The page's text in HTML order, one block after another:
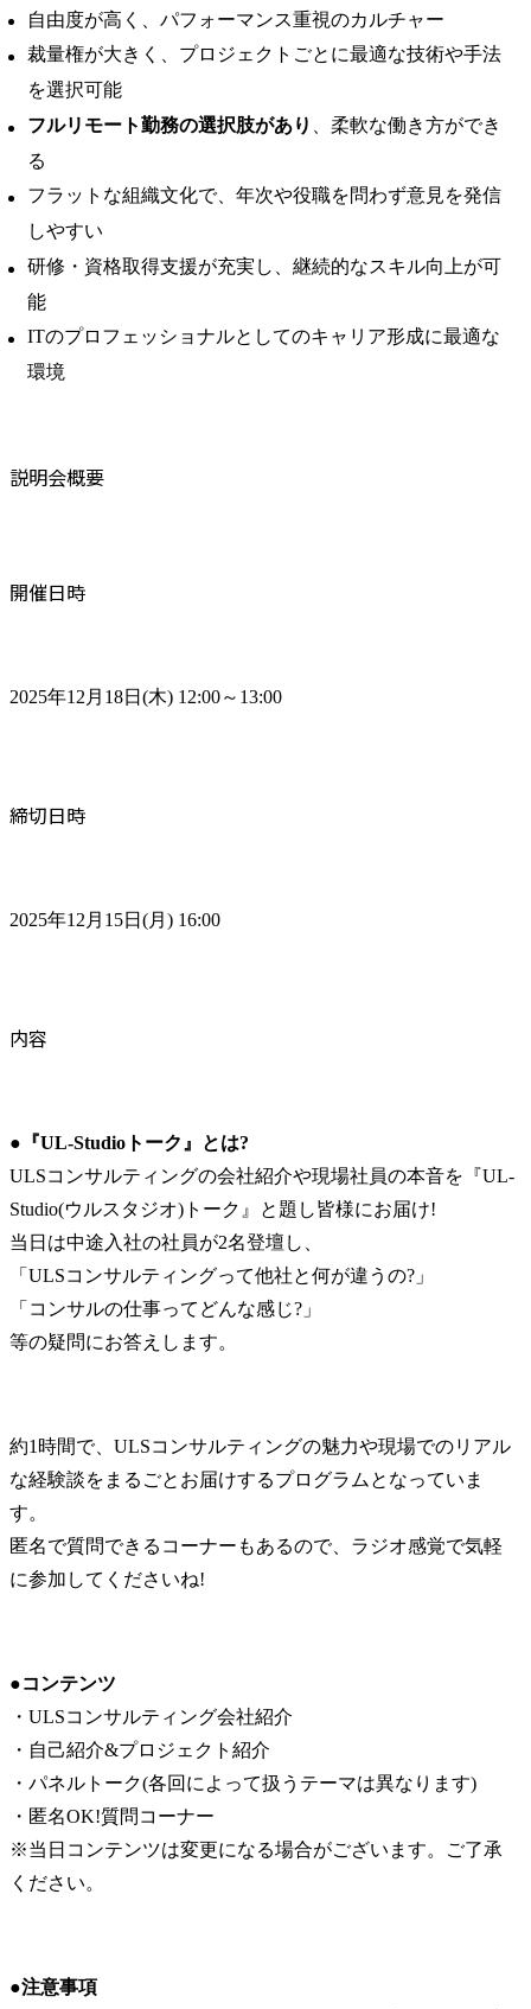
自由度が高く、パフォーマンス重視のカルチャー
裁量権が大きく、プロジェクトごとに最適な技術や手法
を選択可能
フルリモート勤務の選択肢があり
、柔軟な働き方ができ
る
フラットな組織文化で、年次や役職を問わず意見を発信
しやすい
研修・資格取得支援が充実し、継続的なスキル向上が可
能
ITのプロフェッショナルとしてのキャリア形成に最適な
環境
説明会概要
開催日時
2025年12月18日(木) 12:00～13:00
締切日時
2025年12月15日(月) 16:00
内容
●『UL-Studioトーク』とは?
ULSコンサルティングの会社紹介や現場社員の本音を『UL-
Studio(ウルスタジオ)トーク』と題し皆様にお届け!
当日は中途入社の社員が2名登壇し、
「ULSコンサルティングって他社と何が違うの?」
「コンサルの仕事ってどんな感じ?」
等の疑問にお答えします。
約1時間で、ULSコンサルティングの魅力や現場でのリアル
な経験談をまるごとお届けするプログラムとなっていま
す。
匿名で質問できるコーナーもあるので、ラジオ感覚で気軽
に参加してくださいね!
●コンテンツ
・ULSコンサルティング会社紹介
・自己紹介&プロジェクト紹介
・パネルトーク(各回によって扱うテーマは異なります)
・匿名OK!質問コーナー
※当日コンテンツは変更になる場合がございます。ご了承
ください。
●注意事項